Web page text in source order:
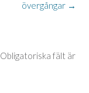
övergångar →
Obligatoriska fält är